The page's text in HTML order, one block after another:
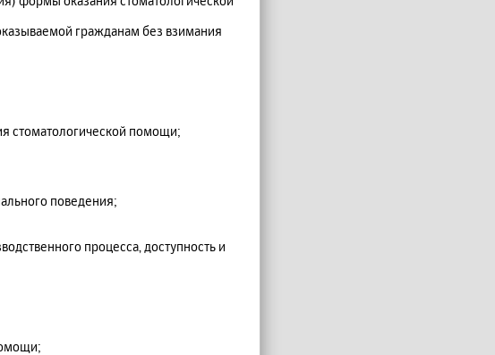
гражданам без взимания
стоматологической помощи;
поведения;
процесса, доступность и